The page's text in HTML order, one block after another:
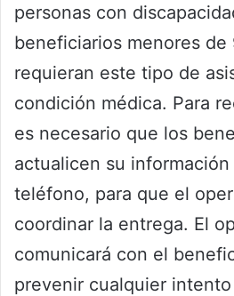
personas con
beneficiarios menores de
requieran este tipo de
condición médica. Para
es necesario que los
actualicen su
teléfono, para que el
coordinar la entrega. El
comunicará con el
prevenir cualquier